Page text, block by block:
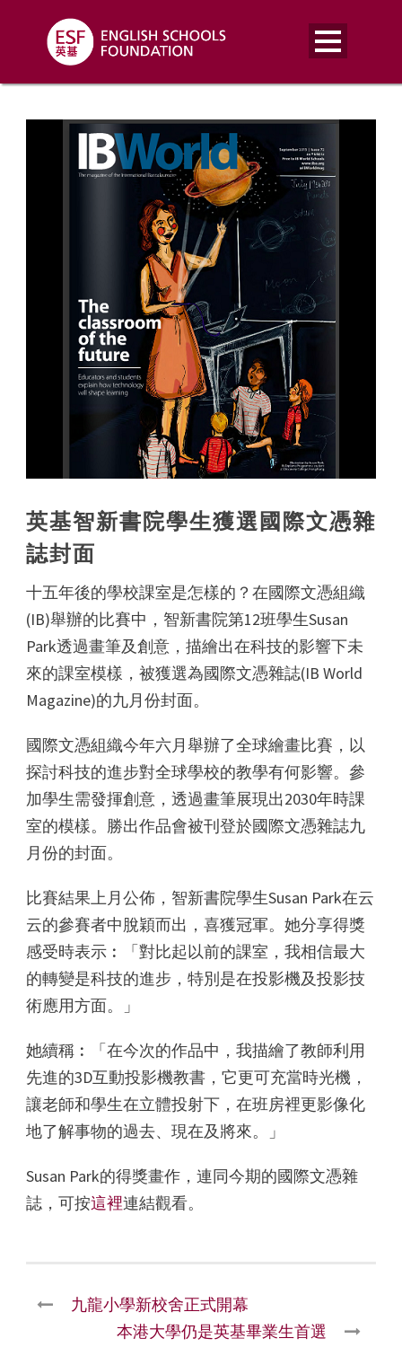
英基智新書院學生獲選國際文憑雜
誌封面
十五年後的學校課室是怎樣的？在國際文憑組織
(IB)舉辦的比賽中，智新書院第12班學生Susan
Park透過畫筆及創意，描繪出在科技的影響下未
來的課室模樣，被獲選為國際文憑雜誌(IB World
Magazine)的九月份封面。
國際文憑組織今年六月舉辦了全球繪畫比賽，以
探討科技的進步對全球學校的教學有何影響。參
加學生需發揮創意，透過畫筆展現出2030年時課
室的模樣。勝出作品會被刊登於國際文憑雜誌九
月份的封面。
比賽結果上月公佈，智新書院學生Susan Park在云
云的參賽者中脫穎而出，喜獲冠軍。她分享得獎
感受時表示︰「對比起以前的課室，我相信最大
的轉變是科技的進步，特別是在投影機及投影技
術應用方面。」
她續稱︰「在今次的作品中，我描繪了教師利用
先進的3D互動投影機教書，它更可充當時光機，
讓老師和學生在立體投射下，在班房裡更影像化
地了解事物的過去、現在及將來。」
Susan Park的得獎畫作，連同今期的國際文憑雜
誌，可按這裡連結觀看。
九龍小學新校舍正式開幕
本港大學仍是英基畢業生首選